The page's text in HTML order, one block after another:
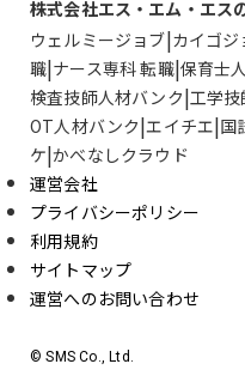
株式会社エス・エム・エス
ウェルミージョブ カイゴ
職 ナース専科 転職 保育士
検査技師人材バンク 工学
OT人材バンク エイチエ 国
ケ かべなしクラウド
運営会社
プライバシーポリシー
利用規約
サイトマップ
運営へのお問い合わせ
© SMS Co., Ltd.